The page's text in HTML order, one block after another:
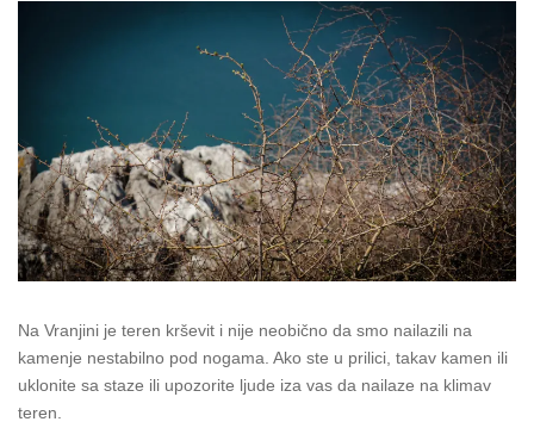
Na Vranjini je teren krševit i nije neobično da smo nailazili na
kamenje nestabilno pod nogama. Ako ste u prilici, takav kamen ili
uklonite sa staze ili upozorite ljude iza vas da nailaze na klimav
teren.